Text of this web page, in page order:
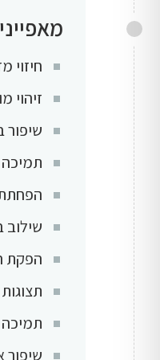
חיזוי
זיהוי
שיפור
תמיכה
הפחתת
הפקת
תצוגות GIS ודשבורדים אינטראקטיביים
תמיכה
שיפור